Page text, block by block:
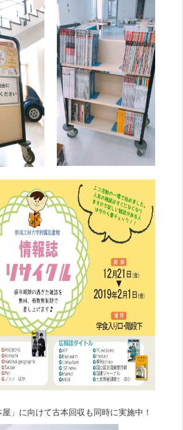
」に向けて古本回収も同時に実施中！